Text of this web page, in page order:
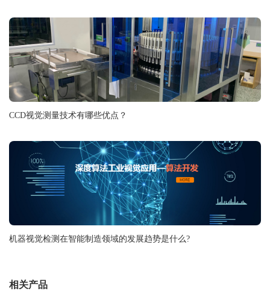
CCD视觉测量技术有哪些优点？
机器视觉检测在智能制造领域的发展趋势是什么?
相关产品